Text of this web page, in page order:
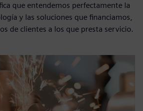
que entendemos perfectamente la
y las soluciones que financiamos,
de clientes a los que presta servicio.